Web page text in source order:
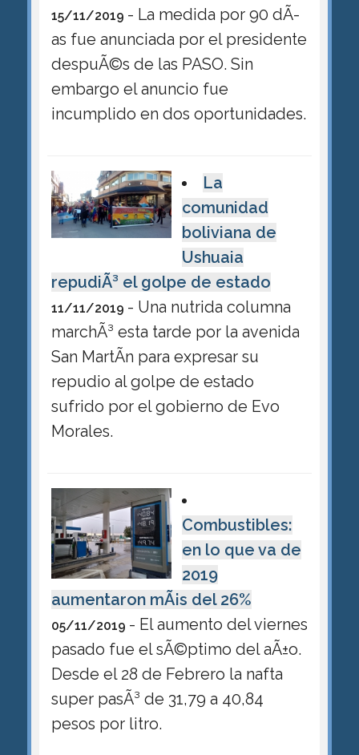
15/11/2019 - La medida por 90 dÃ­
as fue anunciada por el presidente
despuÃ©s de las PASO. Sin
embargo el anuncio fue
incumplido en dos oportunidades.
La
comunidad
boliviana de
Ushuaia
repudiÃ³ el golpe de estado
11/11/2019 - Una nutrida columna
marchÃ³ esta tarde por la avenida
San MartÃ­n para expresar su
repudio al golpe de estado
sufrido por el gobierno de Evo
Morales.
Combustibles:
en lo que va de
2019
aumentaron mÃ¡s del 26%
05/11/2019 - El aumento del viernes
pasado fue el sÃ©ptimo del aÃ±o.
Desde el 28 de Febrero la nafta
super pasÃ³ de 31,79 a 40,84
pesos por litro.